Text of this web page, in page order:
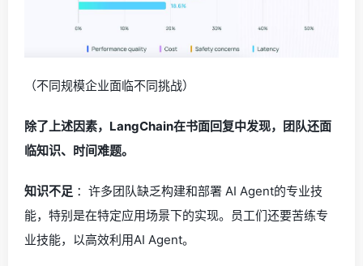
（不同规模企业面临不同挑战）
除了上述因素，LangChain在书面回复中发现，团队还面
临知识、时间难题。
知识不足 ：许多团队缺乏构建和部署 AI Agent的专业技
能，特别是在特定应用场景下的实现。员工们还要苦练专
业技能，以高效利用AI Agent。